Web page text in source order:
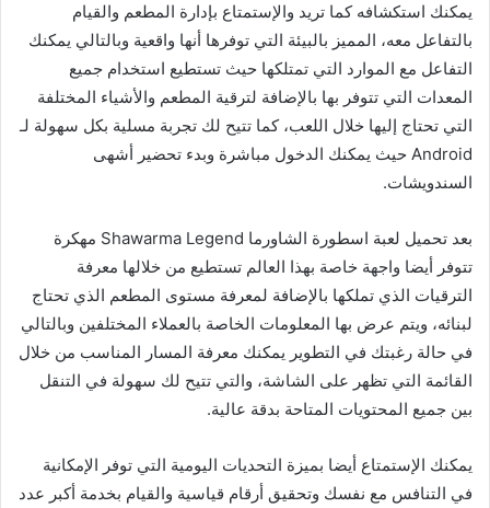
يمكنك استكشافه كما تريد والإستمتاع بإدارة المطعم والقيام
بالتفاعل معه، المميز بالبيئة التي توفرها أنها واقعية وبالتالي يمكنك
التفاعل مع الموارد التي تمتلكها حيث تستطيع استخدام جميع
المعدات التي تتوفر بها بالإضافة لترقية المطعم والأشياء المختلفة
التي تحتاج إليها خلال اللعب، كما تتيح لك تجربة مسلية بكل سهولة لـ
Android حيث يمكنك الدخول مباشرة وبدء تحضير أشهى
السندويشات.
بعد تحميل لعبة اسطورة الشاورما Shawarma Legend مهكرة
تتوفر أيضا واجهة خاصة بهذا العالم تستطيع من خلالها معرفة
الترقيات الذي تملكها بالإضافة لمعرفة مستوى المطعم الذي تحتاج
لبنائه، ويتم عرض بها المعلومات الخاصة بالعملاء المختلفين وبالتالي
في حالة رغبتك في التطوير يمكنك معرفة المسار المناسب من خلال
القائمة التي تظهر على الشاشة، والتي تتيح لك سهولة في التنقل
بين جميع المحتويات المتاحة بدقة عالية.
يمكنك الإستمتاع أيضا بميزة التحديات اليومية التي توفر الإمكانية
في التنافس مع نفسك وتحقيق أرقام قياسية والقيام بخدمة أكبر عدد